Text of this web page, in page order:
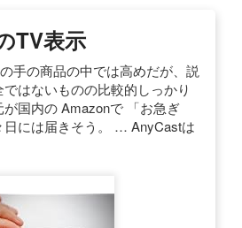
TV表示
手の商品の中では高めだが、説
はないものの比較的しっかり
が国内の Amazonで 「お急ぎ
日には届きそう。 … AnyCastは